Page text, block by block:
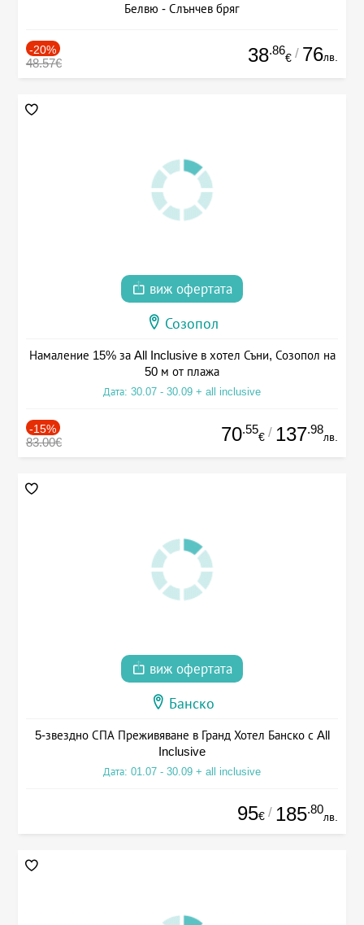
Белвю - Слънчев бряг
-20%
48.57€ 38.86
€ / 76лв.
виж офертата
Созопол
Намаление 15% за All Inclusive в хотел Съни, Созопол на
50 м от плажа
Дата: 30.07 - 30.09 + all inclusive
-15%
83.00€ 70.55
€ / 137.98
лв.
виж офертата
Банско
5-звездно СПА Преживяване в Гранд Хотел Банско с All
Inclusive
Дата: 01.07 - 30.09 + all inclusive
95€ / 185.80
лв.